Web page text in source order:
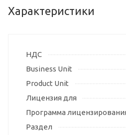
Характеристики
НДС
Business Unit
Product Unit
Лицензия для
Программа
Раздел